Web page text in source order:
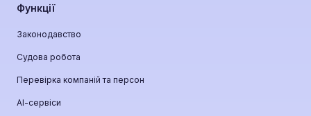
Функції
Законодавство
Судова робота
Перевірка компаній та персон
АІ-сервіси